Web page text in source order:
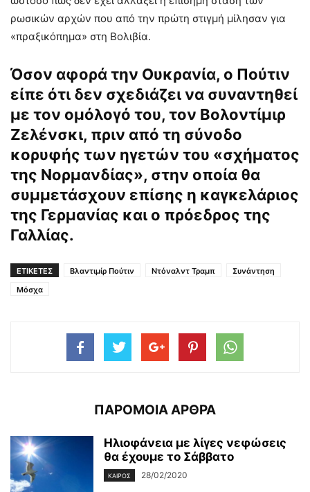
ρωσικών αρχών που από την πρώτη στιγμή μίλησαν για
«πραξικόπημα» στη Βολιβία.
Όσον αφορά την Ουκρανία, ο Πούτιν
είπε ότι δεν σχεδιάζει να συναντηθεί
με τον ομόλογό του, τον Βολοντίμιρ
Ζελένσκι, πριν από τη σύνοδο
κορυφής των ηγετών του «σχήματος
της Νορμανδίας», στην οποία θα
συμμετάσχουν επίσης η καγκελάριος
της Γερμανίας και ο πρόεδρος της
Γαλλίας.
ΕΤΙΚΕΤΕΣ Βλαντιμίρ Πούτιν Ντόναλντ Τραμπ
Συνάντηση
Μόσχα
ΠΑΡΟΜΟΙΑ ΑΡΘΡΑ
Ηλιοφάνεια με λίγες νεφώσεις
θα έχουμε το Σάββατο
ΚΑΙΡΌΣ 28/02/2020